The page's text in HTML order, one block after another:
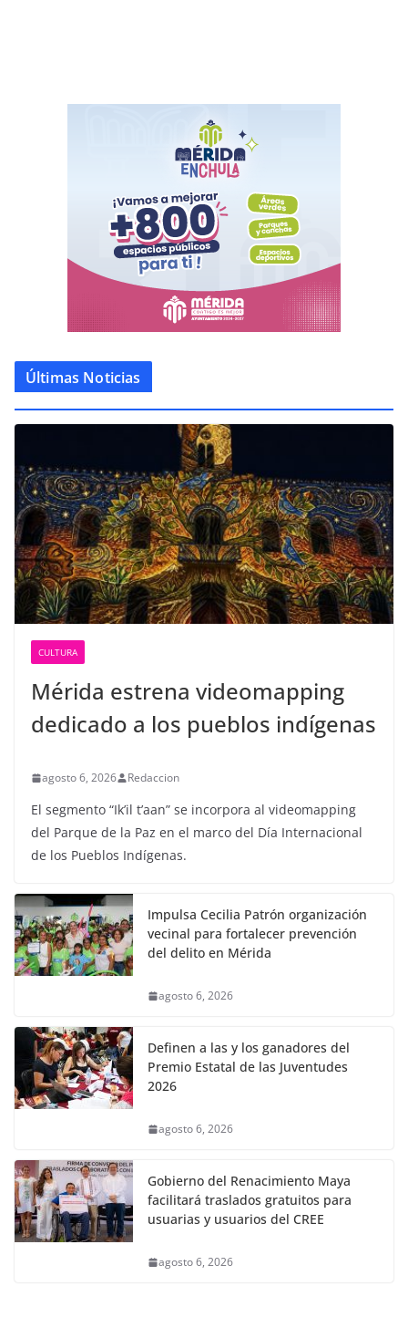
Últimas Noticias
CULTURA
Mérida estrena videomapping
dedicado a los pueblos indígenas
agosto 6, 2026 Redaccion
El segmento “Ik’il t’aan” se incorpora al videomapping
del Parque de la Paz en el marco del Día Internacional
de los Pueblos Indígenas.
Impulsa Cecilia Patrón organización
vecinal para fortalecer prevención
del delito en Mérida
agosto 6, 2026
Definen a las y los ganadores del
Premio Estatal de las Juventudes
2026
agosto 6, 2026
Gobierno del Renacimiento Maya
facilitará traslados gratuitos para
usuarias y usuarios del CREE
agosto 6, 2026